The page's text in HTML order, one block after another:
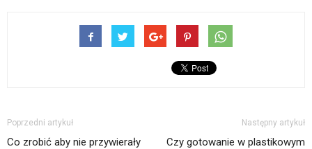
Poprzedni artykuł
Co zrobić aby nie przywierały
Następny artykuł
Czy gotowanie w plastikowym